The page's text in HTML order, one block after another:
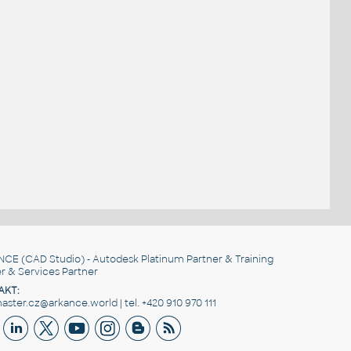
(CAD Studio) - Autodesk Platinum Partner & Training
& Services Partner
| tel. +420 910 970 111